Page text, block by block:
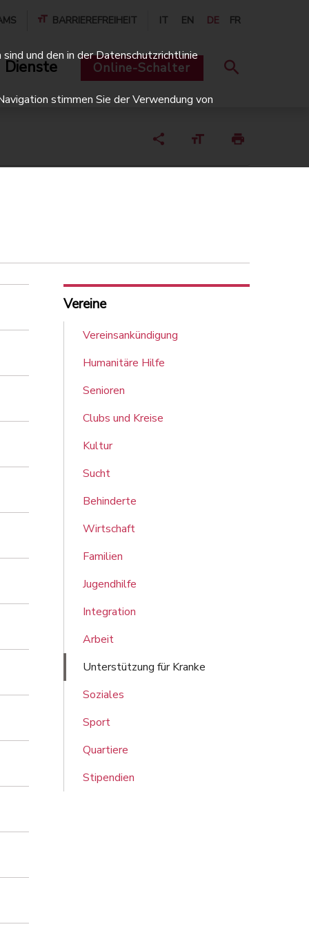
BARRIEREFREIHEIT IT EN DE FR
Online-Schalter
Vereine
Vereinsankündigung
Humanitäre Hilfe
Senioren
Clubs und Kreise
Kultur
Sucht
Behinderte
Wirtschaft
Familien
Jugendhilfe
Integration
Arbeit
Unterstützung für Kranke
Soziales
Sport
Quartiere
Stipendien
und den in der Datenschutzrichtlinie
stimmen Sie der Verwendung von